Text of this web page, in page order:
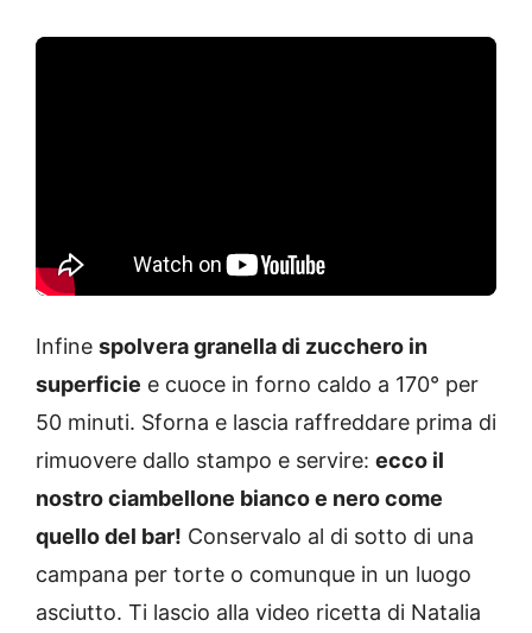
Infine spolvera granella di zucchero in
superficie e cuoce in forno caldo a 170° per
50 minuti. Sforna e lascia raffreddare prima di
rimuovere dallo stampo e servire: ecco il
nostro ciambellone bianco e nero come
quello del bar! Conservalo al di sotto di una
campana per torte o comunque in un luogo
asciutto. Ti lascio alla video ricetta di Natalia